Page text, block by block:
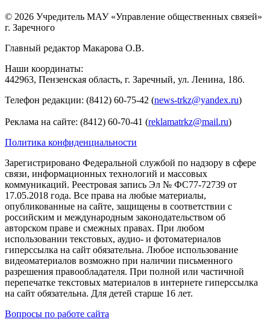
© 2026 Учредитель МАУ «Управление общественных связей»
г. Заречного
Главный редактор Макарова О.В.
Наши координаты:
442963, Пензенская область, г. Заречный, ул. Ленина, 18б.
Телефон редакции: (8412) 60-75-42 (news-trkz@yandex.ru)
Реклама на сайте: (8412) 60-70-41 (reklamatrkz@mail.ru)
Политика конфиденциальности
Зарегистрировано Федеральной службой по надзору в сфере
связи, информационных технологий и массовых
коммуникаций. Реестровая запись Эл № ФС77-72739 от
17.05.2018 года. Все права на любые материалы,
опубликованные на сайте, защищены в соответствии с
российским и международным законодательством об
авторском праве и смежных правах. При любом
использовании текстовых, аудио- и фотоматериалов
гиперссылка на сайт обязательна. Любое использование
видеоматериалов возможно при наличии письменного
разрешения правообладателя. При полной или частичной
перепечатке текстовых материалов в интернете гиперссылка
на сайт обязательна. Для детей старше 16 лет.
Вопросы по работе сайта